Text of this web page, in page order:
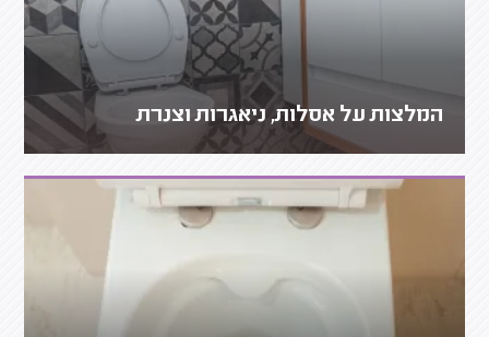
המלצות על אסלות, ניאגרות וצנרת